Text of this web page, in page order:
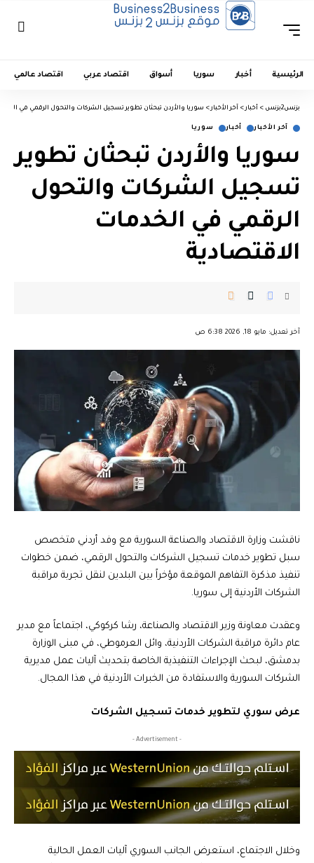
الرئيسية أخبار سوريا أسواق اقتصاد عربي اقتصاد عالمي
بزنس2بزنس > أخبار > آخر الأخبار > سوريا والأردن تبحثان تطوير تسجيل الشركات والتحول الرقمي في
آخر الأخبار أخبار سوريا
سوريا والأردن تبحثان تطوير
تسجيل الشركات والتحول
الرقمي في الخدمات
الاقتصادية
آخر تعديل: مايو 18, 2026 6:38 ص
ناقشت وزارة الاقتصاد والصناعة السورية مع وفد أردني متخصص
سبل تطوير خدمات تسجيل الشركات والتحول الرقمي، ضمن خطوات
تنفيذ مذكرة التفاهم الموقعة مؤخراً بين البلدين لنقل تجربة مراقبة
الشركات الأردنية إلى سوريا.
وعقدت معاونة وزير الاقتصاد والصناعة، رشا كركوكي، اجتماعاً مع مدير
عام دائرة مراقبة الشركات الأردنية، وائل العرموطي، في مبنى الوزارة
بدمشق، لبحث الإجراءات التنفيذية الخاصة بتحديث آليات عمل مديرية
الشركات السورية والاستفادة من الخبرات الأردنية في هذا المجال.
عرض سوري لتطوير خدمات تسجيل الشركات
- Advertisement -
وخلال الاجتماع، استعرض الجانب السوري آليات العمل الحالية